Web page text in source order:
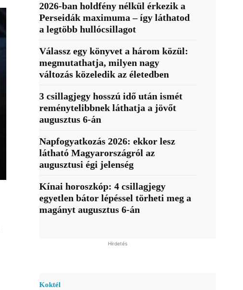
2026-ban holdfény nélkül érkezik a
Perseidák maximuma – így láthatod
a legtöbb hullócsillagot
Válassz egy könyvet a három közül:
megmutathatja, milyen nagy
változás közeledik az életedben
3 csillagjegy hosszú idő után ismét
reménytelibbnek láthatja a jövőt
augusztus 6-án
Napfogyatkozás 2026: ekkor lesz
látható Magyarországról az
augusztusi égi jelenség
Kínai horoszkóp: 4 csillagjegy
egyetlen bátor lépéssel törheti meg a
magányt augusztus 6-án
Hirdetés
Koktél